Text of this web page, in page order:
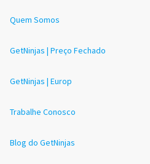
Quem Somos
GetNinjas | Preço Fechado
GetNinjas | Europ
Trabalhe Conosco
Blog do GetNinjas